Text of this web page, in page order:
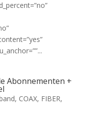
Abonnementen +
, COAX, FIBER,